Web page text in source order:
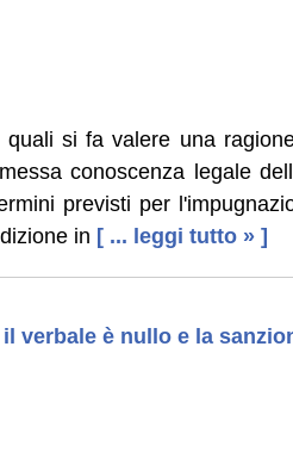
si fa valere una
conoscenza legale
previsti per
in [ ... leggi tutto » ]
verbale è nullo e la